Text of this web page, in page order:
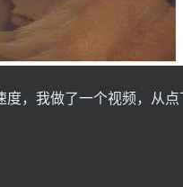
，我做了一个视频，从